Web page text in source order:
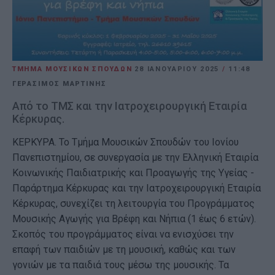
ΤΜΗΜΑ ΜΟΥΣΙΚΩΝ ΣΠΟΥΔΩΝ 28 ΙΑΝΟΥΑΡΊΟΥ 2025 / 11:48
ΓΕΡΑΣΙΜΟΣ ΜΑΡΤΙΝΗΣ
Από το ΤΜΣ και την Ιατροχειρουργική Εταιρία
Κέρκυρας.
ΚΕΡΚΥΡΑ. Το Τμήμα Μουσικών Σπουδών του Ιονίου
Πανεπιστημίου, σε συνεργασία με την Ελληνική Εταιρία
Κοινωνικής Παιδιατρικής και Προαγωγής της Υγείας -
Παράρτημα Κέρκυρας και την Ιατροχειρουργική Εταιρία
Κέρκυρας, συνεχίζει τη λειτουργία του Προγράμματος
Μουσικής Αγωγής για Βρέφη και Νήπια (1 έως 6 ετών).
Σκοπός του προγράμματος είναι να ενισχύσει την
επαφή των παιδιών με τη μουσική, καθώς και των
γονιών με τα παιδιά τους μέσω της μουσικής. Τα